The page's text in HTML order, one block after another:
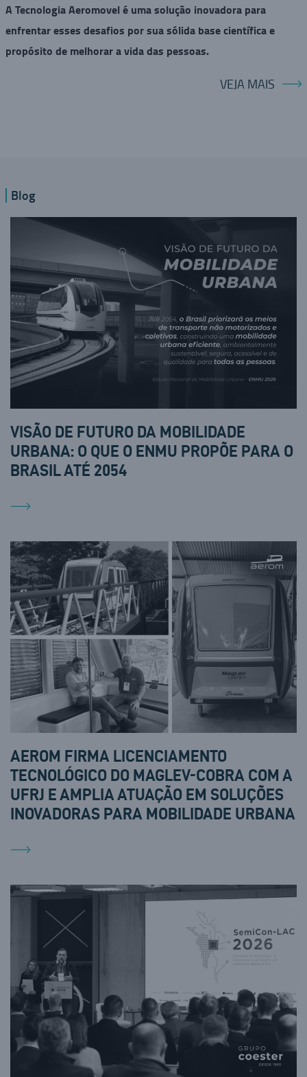
A Tecnologia Aeromovel é uma solução inovadora para
enfrentar esses desafios por sua sólida base científica e
propósito de melhorar a vida das pessoas.
VEJA MAIS
Blog
VISÃO DE FUTURO DA MOBILIDADE
URBANA: O QUE O ENMU PROPÕE PARA O
BRASIL ATÉ 2054
AEROM FIRMA LICENCIAMENTO
TECNOLÓGICO DO MAGLEV-COBRA COM A
UFRJ E AMPLIA ATUAÇÃO EM SOLUÇÕES
INOVADORAS PARA MOBILIDADE URBANA